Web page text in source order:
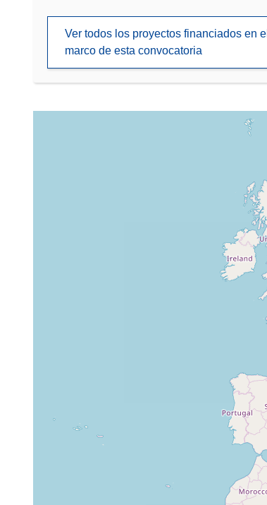
Ver todos los proyectos financiados en el
marco de esta convocatoria